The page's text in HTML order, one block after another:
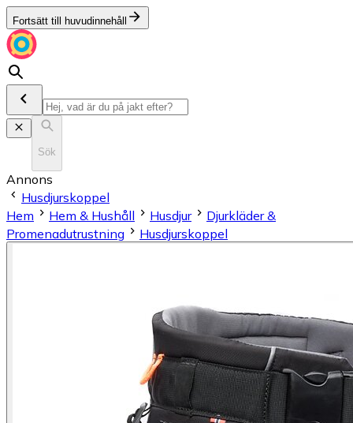
Fortsätt till huvudinnehåll
Sök
Annons
Husdjurskoppel
Hem
Hem & Hushåll Husdjur
Djurkläder &
Promenadutrustning
Husdjurskoppel